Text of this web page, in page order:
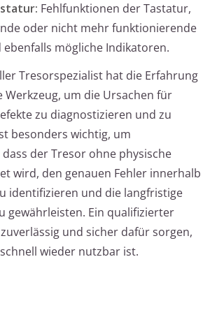
Fehlfunktionen der Tastatur,
oder nicht mehr funktionierende
ebenfalls mögliche Indikatoren.
Tresorspezialist hat die Erfahrung
Werkzeug, um die Ursachen für
zu diagnostizieren und zu
besonders wichtig, um
der Tresor ohne physische
wird, den genauen Fehler innerhalb
identifizieren und die langfristige
gewährleisten. Ein qualifizierter
und sicher dafür sorgen,
wieder nutzbar ist.